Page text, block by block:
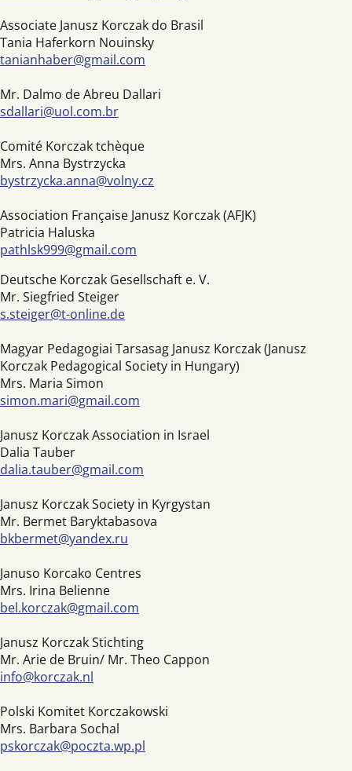
Associate Janusz Korczak do Brasil
Tania Haferkorn Nouinsky
tanianhaber@gmail.com
Mr. Dalmo de Abreu Dallari
sdallari@uol.com.br
Comité Korczak tchèque
Mrs. Anna Bystrzycka
bystrzycka.anna@volny.cz
Association Française Janusz Korczak (AFJK)
Patricia Haluska
pathlsk999@gmail.com
Deutsche Korczak Gesellschaft e. V.
Mr. Siegfried Steiger
s.steiger@t-online.de
Magyar Pedagogiai Tarsasag Janusz Korczak (Janusz
Korczak Pedagogical Society in Hungary)
Mrs. Maria Simon
simon.mari@gmail.com
Janusz Korczak Association in Israel
Dalia Tauber
dalia.tauber@gmail.com
Janusz Korczak Society in Kyrgystan
Mr. Bermet Baryktabasova
bkbermet@yandex.ru
Januso Korcako Centres
Mrs. Irina Belienne
bel.korczak@gmail.com
Janusz Korczak Stichting
Mr. Arie de Bruin/ Mr. Theo Cappon
info@korczak.nl
Polski Komitet Korczakowski
Mrs. Barbara Sochal
pskorczak@poczta.wp.pl